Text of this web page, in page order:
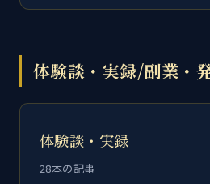
体験談・実録/副業・
体験談・実録
28本の記事